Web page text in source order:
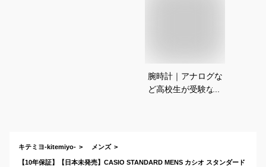
腕時計｜アナログな
ど高校生が受験など
キテミヨ-kitemiyo- メンズ
【10年保証】【日本未発売】CASIO STANDARD MENS カシオ スタンダード